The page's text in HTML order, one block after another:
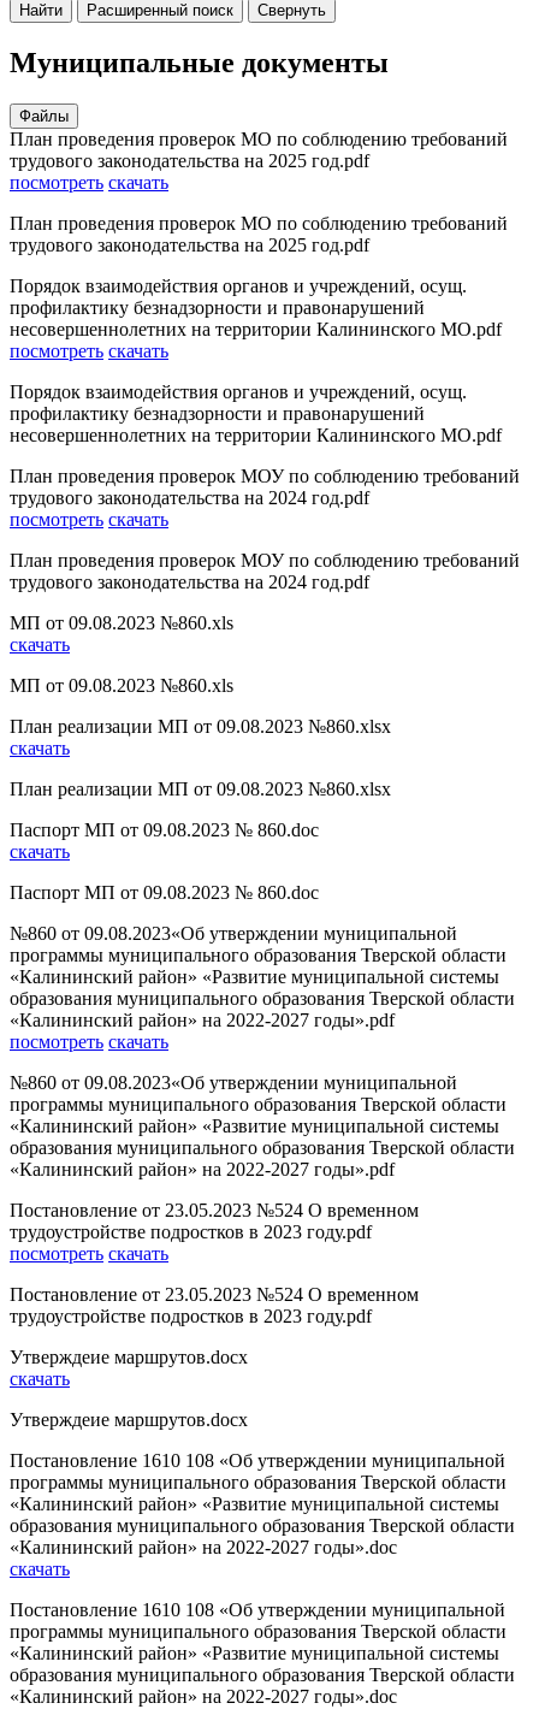
Найти Расширенный поиск Свернуть
Муниципальные документы
Файлы
План проведения проверок МО по соблюдению требований
трудового законодательства на 2025 год.pdf
посмотреть скачать
План проведения проверок МО по соблюдению требований
трудового законодательства на 2025 год.pdf
Порядок взаимодействия органов и учреждений, осущ.
профилактику безнадзорности и правонарушений
несовершеннолетних на территории Калининского МО.pdf
посмотреть скачать
Порядок взаимодействия органов и учреждений, осущ.
профилактику безнадзорности и правонарушений
несовершеннолетних на территории Калининского МО.pdf
План проведения проверок МОУ по соблюдению требований
трудового законодательства на 2024 год.pdf
посмотреть скачать
План проведения проверок МОУ по соблюдению требований
трудового законодательства на 2024 год.pdf
МП от 09.08.2023 №860.xls
скачать
МП от 09.08.2023 №860.xls
План реализации МП от 09.08.2023 №860.xlsx
скачать
План реализации МП от 09.08.2023 №860.xlsx
Паспорт МП от 09.08.2023 № 860.doc
скачать
Паспорт МП от 09.08.2023 № 860.doc
№860 от 09.08.2023«Об утверждении муниципальной
программы муниципального образования Тверской области
«Калининский район» «Развитие муниципальной системы
образования муниципального образования Тверской области
«Калининский район» на 2022-2027 годы».pdf
посмотреть скачать
№860 от 09.08.2023«Об утверждении муниципальной
программы муниципального образования Тверской области
«Калининский район» «Развитие муниципальной системы
образования муниципального образования Тверской области
«Калининский район» на 2022-2027 годы».pdf
Постановление от 23.05.2023 №524 О временном
трудоустройстве подростков в 2023 году.pdf
посмотреть скачать
Постановление от 23.05.2023 №524 О временном
трудоустройстве подростков в 2023 году.pdf
Утверждеие маршрутов.docx
скачать
Утверждеие маршрутов.docx
Постановление 1610 108 «Об утверждении муниципальной
программы муниципального образования Тверской области
«Калининский район» «Развитие муниципальной системы
образования муниципального образования Тверской области
«Калининский район» на 2022-2027 годы».doc
скачать
Постановление 1610 108 «Об утверждении муниципальной
программы муниципального образования Тверской области
«Калининский район» «Развитие муниципальной системы
образования муниципального образования Тверской области
«Калининский район» на 2022-2027 годы».doc